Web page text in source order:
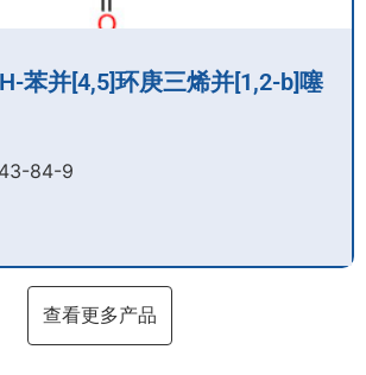
苯并[4,5]环庚三烯并[1,2-b]噻
84-9​
查看更多产品